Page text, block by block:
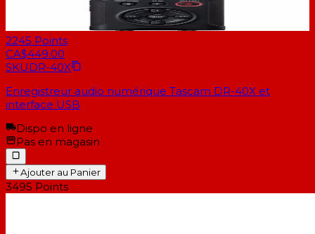
2245 Points
CA$449.00
SKUDR-40X
Enregistreur audio numérique Tascam DR-40X et
interface USB
Dispo en ligne
Pas en magasin
Ajouter au Panier
3495 Points